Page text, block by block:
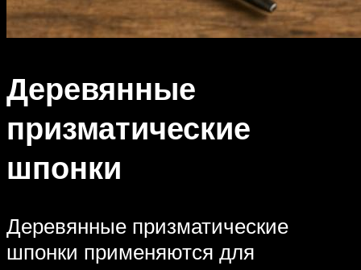
Деревянные
призматические
шпонки
Деревянные призматические
шпонки применяются для